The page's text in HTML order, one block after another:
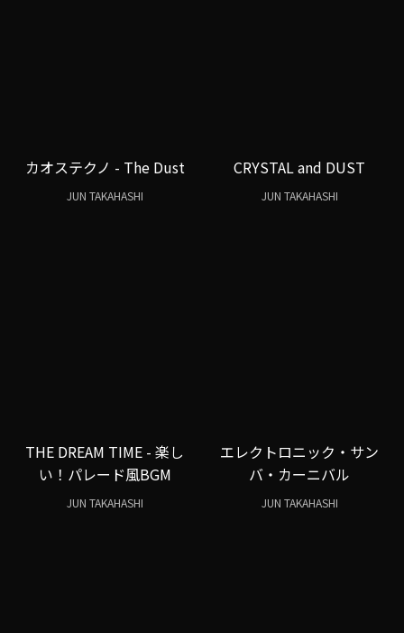
カオステクノ - The Dust
JUN TAKAHASHI
CRYSTAL and DUST
JUN TAKAHASHI
THE DREAM TIME - 楽し
い！パレード風BGM
JUN TAKAHASHI
エレクトロニック・サン
バ・カーニバル
JUN TAKAHASHI